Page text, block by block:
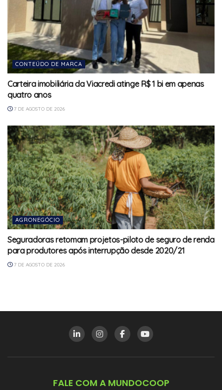
CONTEÚDO DE MARCA
Carteira imobiliária da Viacredi atinge R$ 1 bi em apenas
quatro anos
7 DE AGOSTO DE 2026
AGRONEGÓCIO
Seguradoras retomam projetos-piloto de seguro de renda
para produtores após interrupção desde 2020/21
7 DE AGOSTO DE 2026
FALE COM A MUNDOCOOP